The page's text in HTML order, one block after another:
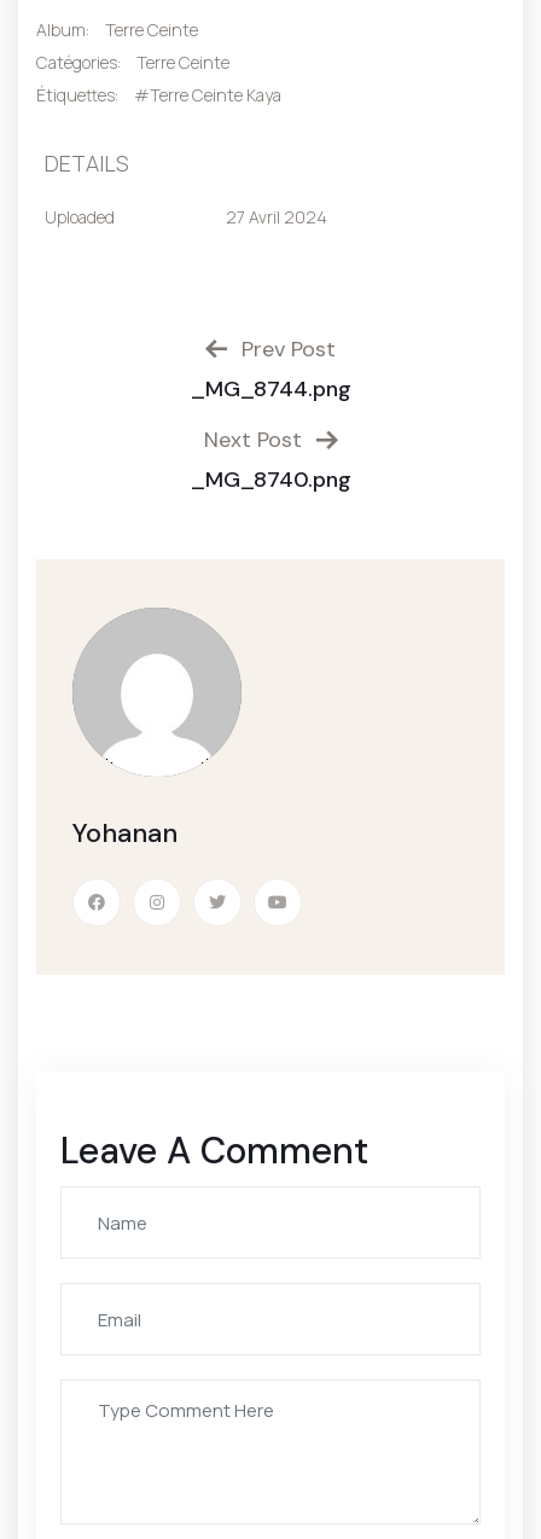
Album:
Terre Ceinte
Catégories:
Terre Ceinte
Étiquettes:
#Terre Ceinte Kaya
DETAILS
Uploaded 27 Avril 2024
Prev Post
_MG_8744.png
Next Post
_MG_8740.png
Yohanan
Leave A Comment